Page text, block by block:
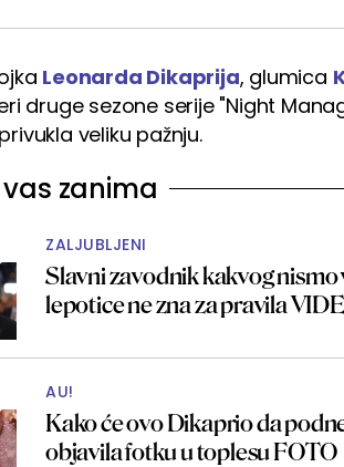
Leonarda Dikaprija, glumica
druge sezone serije "Night
veliku pažnju.
zanima
ZALJUBLJENI
Slavni zavodnik kakvog
lepotice ne zna za pravila
AU!
Kako će ovo Dikaprio da
objavila fotku u toplesu FOTO